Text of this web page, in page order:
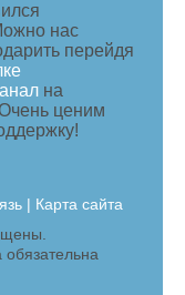
нас
перейдя
на
ценим
| Карта сайта